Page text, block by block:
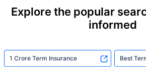
Explore the popular
informed
1 Crore Term Insurance Best
योग्य योजना निवडा
*₹434 प्रति महिना, 1 कोटीच्या टर्म लाइफ विम्यासाठी सुरुवातीची किंमत आहे —
आजार नसलेल्या व्यक्तीसाठी, 36 वर्षे वयापर्यंत कव्हर। *₹630 प्रति महिना, 1